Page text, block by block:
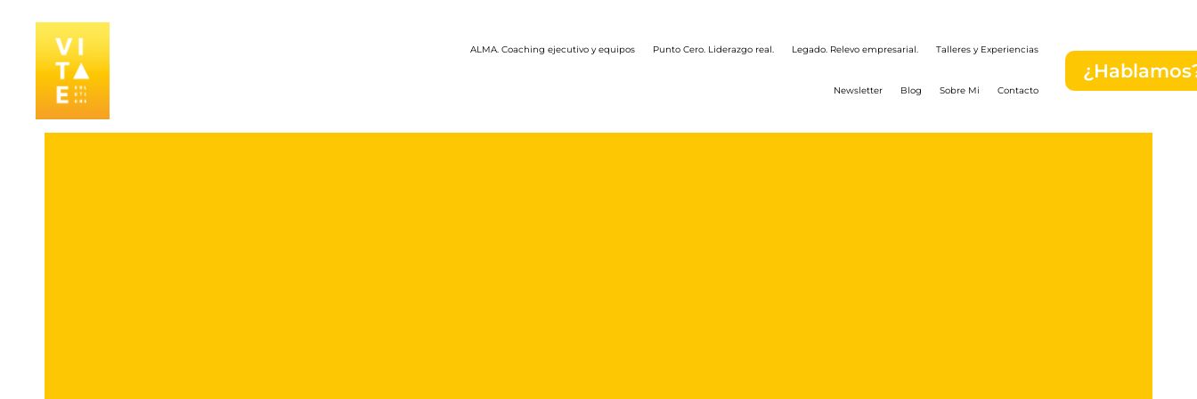
ALMA. Coaching ejecutivo y equipos Punto Cero. Liderazgo real. Legado. Relevo empresarial. Talleres y Experiencias
Newsletter Blog Sobre Mi Contacto